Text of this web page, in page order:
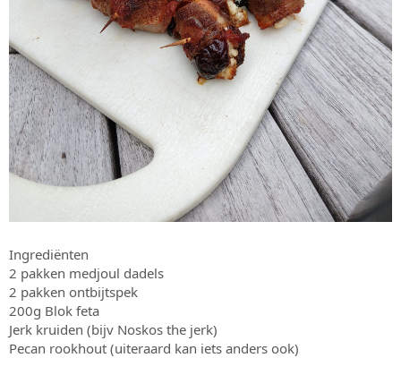
Ingrediënten
2 pakken medjoul dadels
2 pakken ontbijtspek
200g Blok feta
Jerk kruiden (bijv Noskos the jerk)
Pecan rookhout (uiteraard kan iets anders ook)